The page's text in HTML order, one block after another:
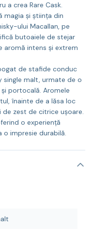
a crea Rare Cask.
magia și știința din
ului Macallan, pe
butoaiele de stejar
aromă intens și extrem
de stafide conduc
single malt, urmate de o
portocală. Aromele
înainte de a lăsa loc
zest de citrice ușoare.
o experiență
o impresie durabilă.